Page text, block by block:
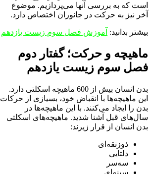
است که به بررسی آنها می‌پردازیم. موضوع
آخر نیز به حرکت در جانوران اختصاص دارد.
بیشتر بدانید: آموزش فصل سوم زیست یازدهم
ماهیچه و حرکت؛ گفتار دوم
فصل سوم زیست یازدهم
بدن انسان بیش از 600 ماهیچه اسکلتی دارد.
این ماهیچه‌ها با انقباض خود، بسیازی از حرکات
بدن را ایجاد می‌کنند. با این ماهیچه‌ها در
سال‌های قبل آشنا شدید. ماهیچه‌های اسکلتی
بدن انسان از قرار زیرند:
ذوزنقه‌ای
دلتایی
سه‌سر
سینه‌ای